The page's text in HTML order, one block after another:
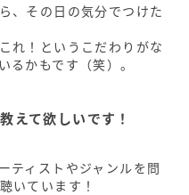
、その日の気分でつけた
れ！というこだわりがな
るかもです（笑）。
えて欲しいです！
ティストやジャンルを問
いています！